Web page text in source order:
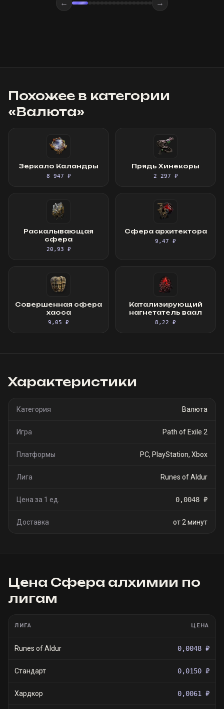
← →
Похожее в категории
«Валюта»
Зеркало Каландры
8 947 ₽
Прядь Хинекоры
2 297 ₽
Раскалывающая
сфера
20,93 ₽
Сфера архитектора
9,47 ₽
Совершенная сфера
хаоса
9,05 ₽
Катализирующий
нагнетатель ваал
8,22 ₽
Характеристики
Категория Валюта
Игра Path of Exile 2
Платформы PC, PlayStation, Xbox
Лига Runes of Aldur
Цена за 1 ед. 0,0048 ₽
Доставка от 2 минут
Цена Сфера алхимии по
лигам
ЛИГА ЦЕНА
Runes of Aldur 0,0048 ₽
Стандарт 0,0150 ₽
Хардкор 0,0061 ₽